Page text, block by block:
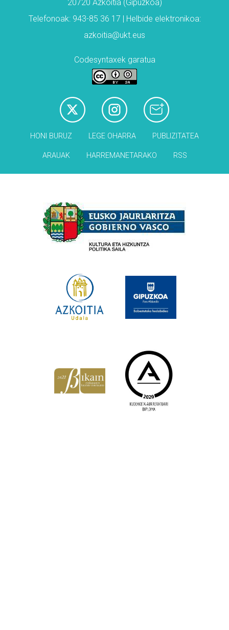
20720 Azkoitia (Gipuzkoa)
Telefonoak: 943-85 36 17 | Helbide elektronikoa:
azkoitia@ukt.eus
Codesyntaxek garatua
HONI BURUZ LEGE OHARRA PUBLIZITATEA
ARAUAK HARREMANETARAKO RSS